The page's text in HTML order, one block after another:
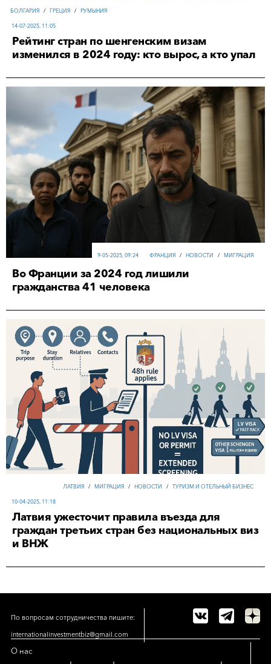
БОЛГАРИЯ / ГРЕЦИЯ / РУМЫНИЯ
14-07-2025, 11:05
Рейтинг стран по шенгенским визам
изменился в 2024 году: кто вырос, а кто упал
ФРАНЦИЯ / НОВОСТИ / МИГРАЦИЯ
9-05-2025, 09:24
Во Франции за 2024 год лишили
гражданства 41 человека
ЛАТВИЯ / МИГРАЦИЯ / НОВОСТИ / ТУРИЗМ И ОТЕЛЬНЫЙ БИЗНЕС
10-04-2025, 11:18
Латвия ужесточит правила въезда для
граждан третьих стран без национальных виз
и ВНЖ
По вопросам сотрудничества пишите:
internationalinvestmentbiz@gmail.com
О нас